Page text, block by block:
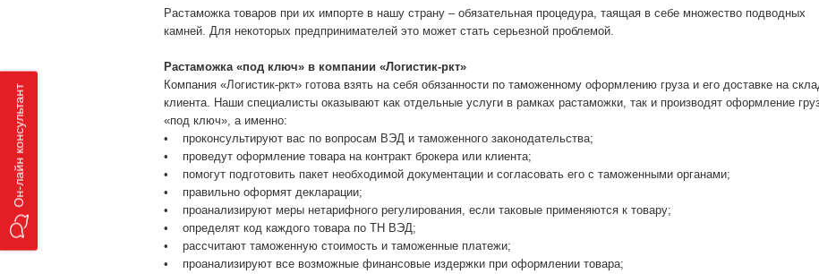
Растаможка товаров при их импорте в нашу страну – обязательная процедура, таящая в себе множество подводных
камней. Для некоторых предпринимателей это может стать серьезной проблемой.
Растаможка «под ключ» в компании «Логистик-ркт»
Компания «Логистик-ркт» готова взять на себя обязанности по таможенному оформлению груза и его доставке на
клиента. Наши специалисты оказывают как отдельные услуги в рамках растаможки, так и производят оформление
«под ключ», а именно:
• проконсультируют вас по вопросам ВЭД и таможенного законодательства;
• проведут оформление товара на контракт брокера или клиента;
• помогут подготовить пакет необходимой документации и согласовать его с таможенными органами;
• правильно оформят декларации;
• проанализируют меры нетарифного регулирования, если таковые применяются к товару;
• определят код каждого товара по ТН ВЭД;
• рассчитают таможенную стоимость и таможенные платежи;
• проанализируют все возможные финансовые издержки при оформлении товара;
Он-лайн консультант